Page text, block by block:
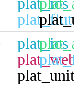
plat_ios
plat_web